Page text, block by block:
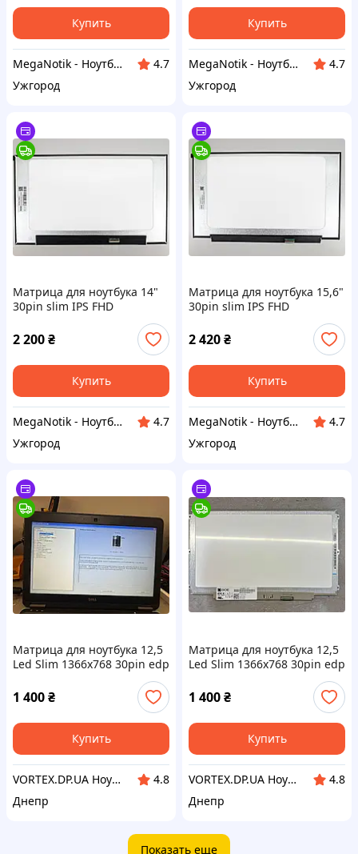
Купить
MegaNotik - Ноутбуки и запчасти к ним.
4.7
Ужгород
Купить
MegaNotik - Ноутбуки и запчасти к ним.
4.7
Ужгород
Матрица для ноутбука 14"
30pin slim IPS FHD
(1920x1080) матовый без
креплений без панели
(K1013)
2 200₴
Купить
MegaNotik - Ноутбуки и запчасти к ним.
4.7
Ужгород
Матрица для ноутбука 15,6"
30pin slim IPS FHD
(1920x1080) матовый без
креплений (K994)
2 420₴
Купить
MegaNotik - Ноутбуки и запчасти к ним.
4.7
Ужгород
Матрица для ноутбука 12,5
Led Slim 1366x768 30pin edp
разъем справа внизу ушки
по бокам HB125WX1-100 б/у
1 400₴
Купить
VORTEX.DP.UA Ноутбуки, компьютеры, запчасти, сервис
4.8
Днепр
Матрица для ноутбука 12,5
Led Slim 1366x768 30pin edp
разъем справа внизу ушки
по бокам HB125WX1-100 б/у
1 400₴
Купить
VORTEX.DP.UA Ноутбуки, компьютеры, запчасти, сервис
4.8
Днепр
Показать еще